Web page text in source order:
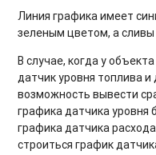
Линия графика имеет
зеленым цветом, а
В случае, когда у
датчик уровня топлива
возможность вывести
графика датчика уровня
графика датчика
строиться график